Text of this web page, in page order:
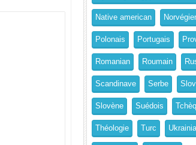
Native american
Polonais Portugais
Romanian Roumain
Scandinave Serbe
Slovène Suédois
Théologie Turc